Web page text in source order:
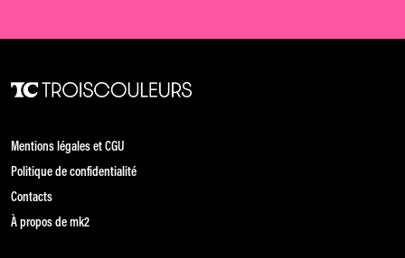
Mentions légales et CGU
Politique de confidentialité
Contacts
À propos de mk2